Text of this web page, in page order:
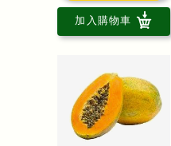
加入購物車